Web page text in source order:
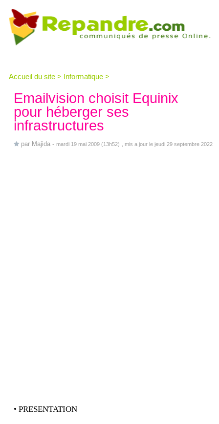
Accueil du site > Informatique >
Emailvision choisit Equinix
pour héberger ses
infrastructures
par Majida - mardi 19 mai 2009 (13h52) , mis a jour le jeudi 29 septembre 2022
• PRESENTATION